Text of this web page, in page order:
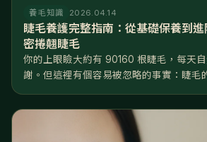
養毛知識 2026.04.14
睫毛養護完整指南：從基礎保養到
密捲翹睫毛
你的上眼瞼大約有 90160 根睫毛，每天
謝。但這裡有個容易被忽略的事實：睫毛
「能長的時間窗口」非常有限，一旦掉了